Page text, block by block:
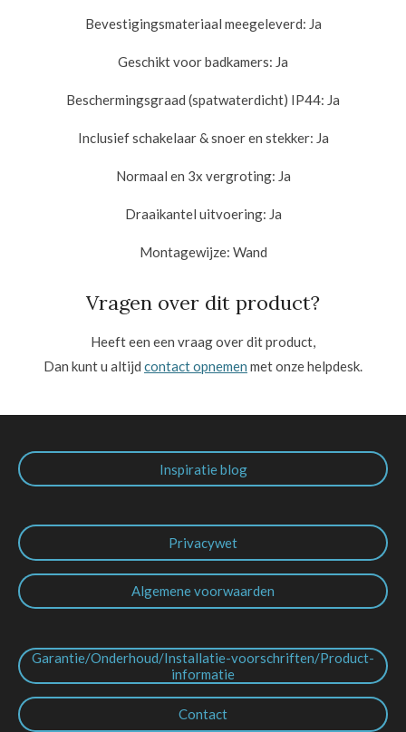
Bevestigingsmateriaal meegeleverd: Ja
Geschikt voor badkamers: Ja
Beschermingsgraad (spatwaterdicht) IP44: Ja
Inclusief schakelaar & snoer en stekker: Ja
Normaal en 3x vergroting: Ja
Draaikantel uitvoering: Ja
Montagewijze: Wand
Vragen over dit product?
Heeft een een vraag over dit product,
Dan kunt u altijd contact opnemen met onze helpdesk.
Inspiratie blog
Privacywet
Algemene voorwaarden
Garantie/Onderhoud/Installatie-voorschriften/Product-
informatie
Contact